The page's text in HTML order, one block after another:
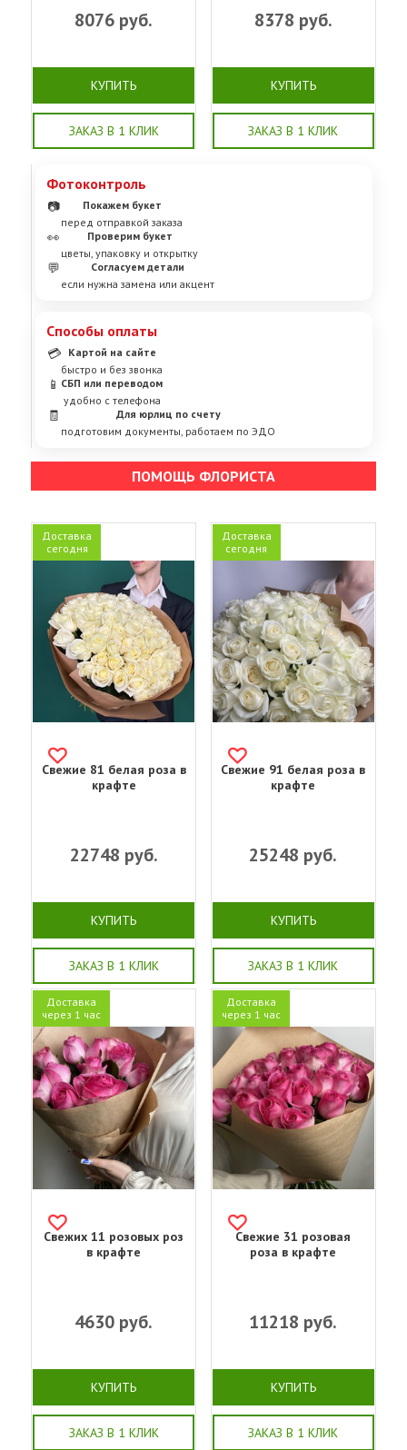
8076 руб.
КУПИТЬ
ЗАКАЗ В 1 КЛИК
8378 руб.
КУПИТЬ
ЗАКАЗ В 1 КЛИК
Фотоконтроль
📷
Покажем букет
перед отправкой заказа
👀
Проверим букет
цветы, упаковку и открытку
💬
Согласуем детали
если нужна замена или акцент
Способы оплаты
💳
Картой на сайте
быстро и без звонка
📱 СБП или переводом
удобно с телефона
🧾
Для юрлиц по счету
подготовим документы, работаем по ЭДО
ПОМОЩЬ ФЛОРИСТА
Доставка
сегодня
Свежие 81 белая роза в
крафте
22748 руб.
КУПИТЬ
ЗАКАЗ В 1 КЛИК
Доставка
сегодня
Свежие 91 белая роза в
крафте
25248 руб.
КУПИТЬ
ЗАКАЗ В 1 КЛИК
Доставка
через 1 час
Свежих 11 розовых роз
в крафте
4630 руб.
КУПИТЬ
ЗАКАЗ В 1 КЛИК
Доставка
через 1 час
Свежие 31 розовая
роза в крафте
11218 руб.
КУПИТЬ
ЗАКАЗ В 1 КЛИК